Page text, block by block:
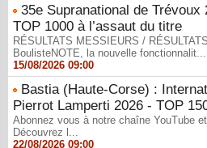
35e Supranational de
TOP 1000 à l’assaut du titre
RÉSULTATS MESSIEURS /
BoulisteNOTE, la nouvelle fonctionnalit...
15/08/2026 09:00
Bastia (Haute-Corse) :
Pierrot Lamperti 2026 - TOP
Abonnez vous à notre chaîne YouTube
Découvrez l...
22/08/2026 09:00